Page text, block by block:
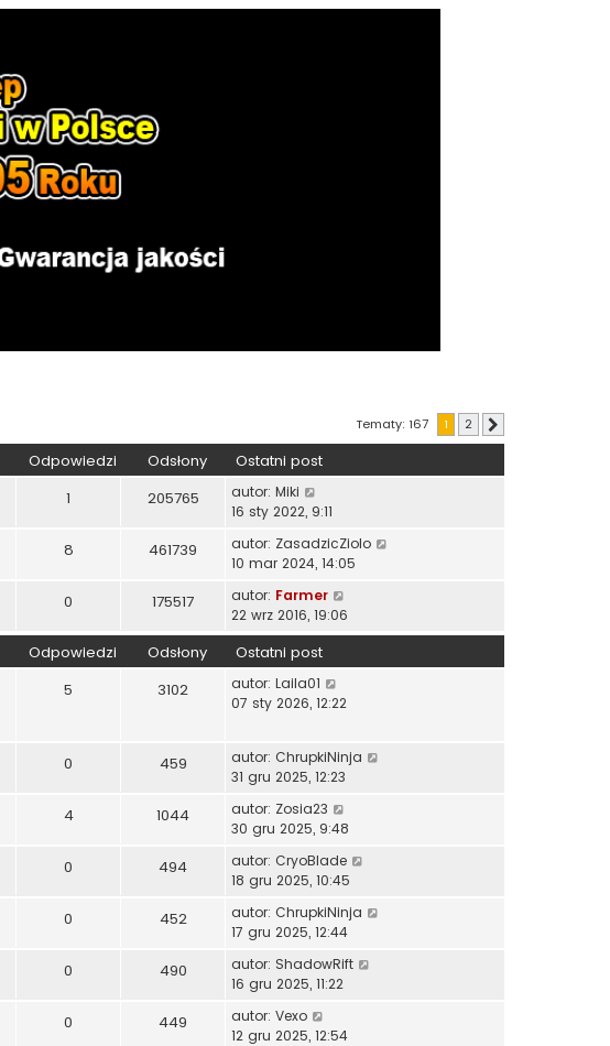
Tematy: 167 1 2
Odpowiedzi Odsłony Ostatni post
1 205765 autor: Miki
16 sty 2022, 9:11
8 461739 autor: ZasadzicZiolo
10 mar 2024, 14:05
0 175517 autor: Farmer
22 wrz 2016, 19:06
Odpowiedzi Odsłony Ostatni post
5 3102 autor: Laila01
07 sty 2026, 12:22
0 459 autor: ChrupkiNinja
31 gru 2025, 12:23
4 1044 autor: Zosia23
30 gru 2025, 9:48
0 494 autor: CryoBlade
18 gru 2025, 10:45
0 452 autor: ChrupkiNinja
17 gru 2025, 12:44
0 490 autor: ShadowRift
16 gru 2025, 11:22
0 449 autor: Vexo
12 gru 2025, 12:54